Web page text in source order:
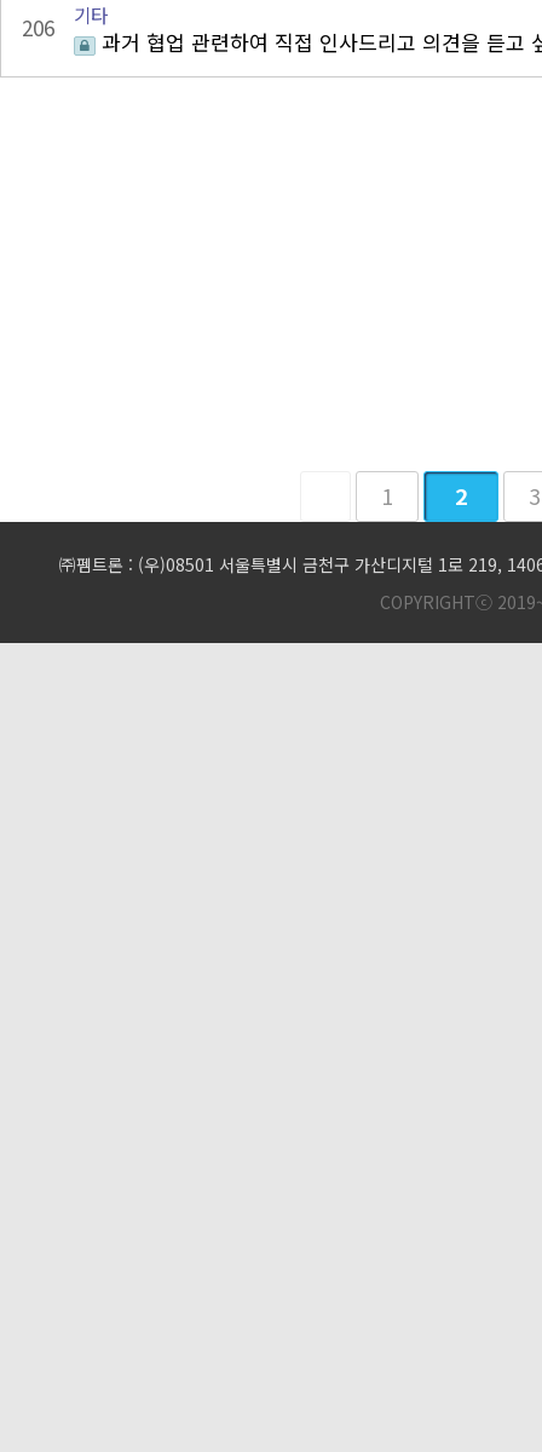
206 기타
과거 협업 관련하여 직접 인사드리고 의견을 듣고
1 2 3
다음 맨끝
㈜펨트론 : (우)08501 서울특별시 금천구 가산디지털 1로 219,
COPYRIGHTⓒ